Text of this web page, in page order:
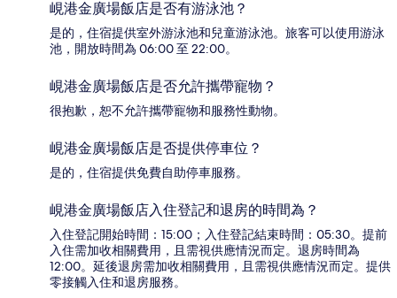
峴港金廣場飯店是否有游泳池？
是的，住宿提供室外游泳池和兒童游泳池。旅客可以使用游泳
池，開放時間為 06:00 至 22:00。
峴港金廣場飯店是否允許攜帶寵物？
很抱歉，恕不允許攜帶寵物和服務性動物。
峴港金廣場飯店是否提供停車位？
是的，住宿提供免費自助停車服務。
峴港金廣場飯店入住登記和退房的時間為？
入住登記開始時間：15:00；入住登記結束時間：05:30。提前
入住需加收相關費用，且需視供應情況而定。退房時間為
12:00。延後退房需加收相關費用，且需視供應情況而定。提供
零接觸入住和退房服務。